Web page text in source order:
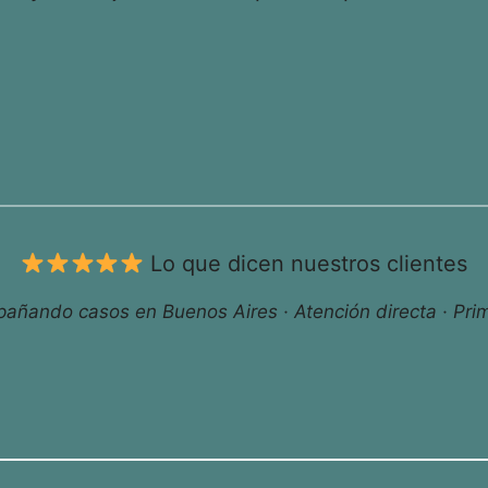
Lo que dicen nuestros clientes
casos en Buenos Aires · Atención directa ·